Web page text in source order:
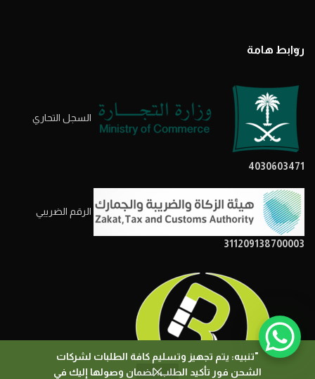
"تنبيه: يتم تجهيز وتسليم كافة الطلبات لشركات
الشحن فور تأكيد الطلب، لضمان وصولها إليك في
روابط هامة
السجل التحاري
4030603471
الرقم الضريبي
311209138700003